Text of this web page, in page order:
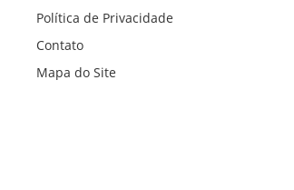
Política de Privacidade
Contato
Mapa do Site